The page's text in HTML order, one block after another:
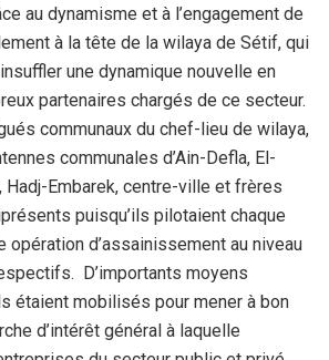
au dynamisme et à l’engagement de
à la tête de la wilaya de Sétif, qui
une dynamique nouvelle en
partenaires chargés de ce secteur.
communaux du chef-lieu de wilaya,
communales d’Ain-Defla, El-
Hadj-Embarek, centre-ville et frères
puisqu’ils pilotaient chaque
opération d’assainissement au niveau
D’importants moyens
étaient mobilisés pour mener à bon
d’intérêt général à laquelle